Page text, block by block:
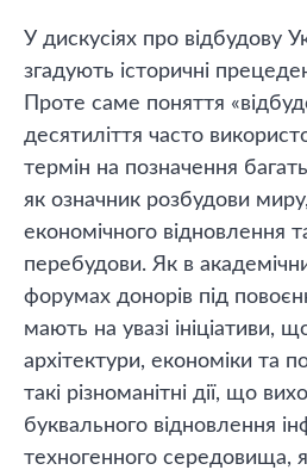
У дискусіях про відбудову
згадують історичні
Проте саме поняття
десятиліття часто
термін на позначення
як означник розбудови миру,
економічного відновлення
перебудови. Як в
форумах донорів під
мають на увазі ініціативи,
архітектури, економіки та
такі різноманітні дії, що
буквального відновлення
техногенного середовища,